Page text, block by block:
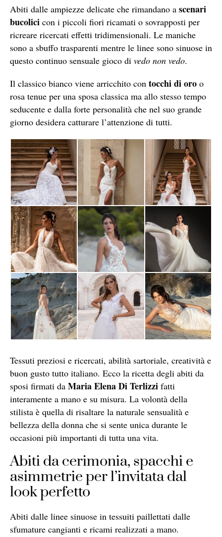
Abiti dalle ampiezze delicate che rimandano a scenari
bucolici con i piccoli fiori ricamati o sovrapposti per
ricreare ricercati effetti tridimensionali. Le maniche
sono a sbuffo trasparenti mentre le linee sono sinuose in
questo continuo sensuale gioco di vedo non vedo.
Il classico bianco viene arricchito con tocchi di oro o
rosa tenue per una sposa classica ma allo stesso tempo
seducente e dalla forte personalità che nel suo grande
giorno desidera catturare l’attenzione di tutti.
Tessuti preziosi e ricercati, abilità sartoriale, creatività e
buon gusto tutto italiano. Ecco la ricetta degli abiti da
sposi firmati da Maria Elena Di Terlizzi fatti
interamente a mano e su misura. La volontà della
stilista è quella di risaltare la naturale sensualità e
bellezza della donna che si sente unica durante le
occasioni più importanti di tutta una vita.
Abiti da cerimonia, spacchi e
asimmetrie per l’invitata dal
look perfetto
Abiti dalle linee sinuose in tessuiti paillettati dalle
sfumature cangianti e ricami realizzati a mano.